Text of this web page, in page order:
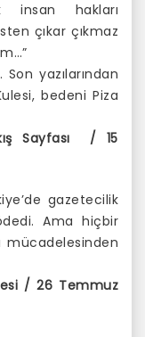
insan hakları
çıkar çıkmaz
yazılarından
bedeni Piza
Sayfası / 15
gazetecilik
Ama hiçbir
mücadelesinden
/ 26 Temmuz